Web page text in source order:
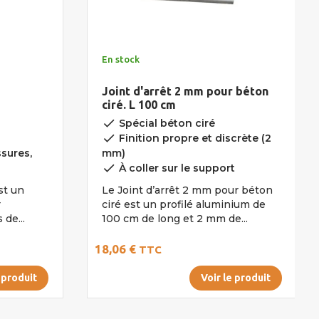
un
produit
En stock
Joint d'arrêt 2 mm pour béton
ciré. L 100 cm
done Spécial béton ciré
done Finition propre et discrète (2
mm)
done À coller sur le support
Le Joint d’arrêt 2 mm pour béton
ciré est un profilé aluminium de
100 cm de long et 2 mm de...
18,06 € TTC
Voir le produit